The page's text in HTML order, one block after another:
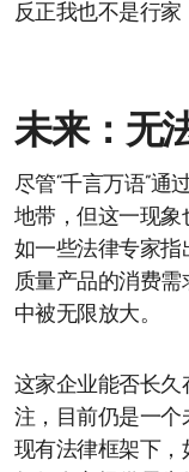
反正我也不是行家
未来：无
尽管“千言万语”通
地带，但这一现象
如一些法律专家指
质量产品的消费
中被无限放大。
这家企业能否长久
注，目前仍是一个
现有法律框架下，